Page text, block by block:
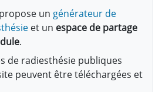
propose un générateur de
et un espace de partage
.
de radiesthésie publiques
peuvent être téléchargées et